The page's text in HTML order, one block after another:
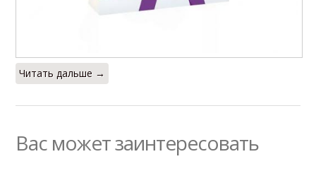
Читать дальше →
Вас может заинтересовать